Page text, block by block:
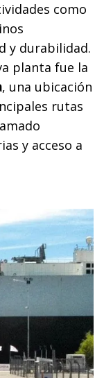
como
y durabilidad.
planta fue la
, una ubicación
rutas
y acceso a